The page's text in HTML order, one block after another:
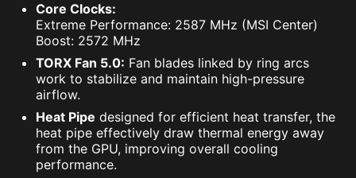
Core Clocks:
Extreme Performance: 2587 MHz (MSI Center)
Boost: 2572 MHz
TORX Fan 5.0: Fan blades linked by ring arcs
work to stabilize and maintain high-pressure
airflow.
Heat Pipe designed for efficient heat transfer, the
heat pipe effectively draw thermal energy away
from the GPU, improving overall cooling
performance.